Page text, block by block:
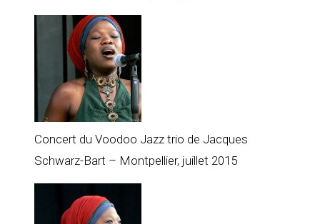
Concert du Voodoo Jazz trio de Jacques
Schwarz-Bart – Montpellier, juillet 2015